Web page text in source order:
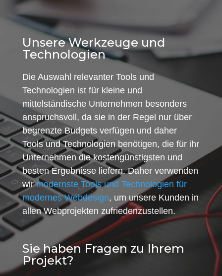
Unsere Werkzeuge und
Technologien
Die Auswahl relevanter Tools und
Technologien ist für kleine und
mittelständische Unternehmen besonders
anspruchsvoll, da sie in der Regel nur über
begrenzte Budgets verfügen und daher
Tools und Technologien benötigen, die für ihr
Unternehmen die kostengünstigsten und
besten Ergebnisse liefern. Daher verwenden
wirmodernste Tools und Technologien für
modernes Webdesign, um unsere Kunden in
allen Webprojekten zufriedenzustellen.
Sie haben Fragen zu Ihrem
Projekt?